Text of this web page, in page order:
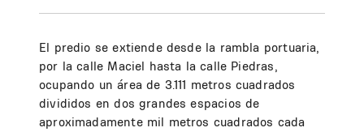
El predio se extiende desde la rambla portuaria,
por la calle Maciel hasta la calle Piedras,
ocupando un área de 3.111 metros cuadrados
divididos en dos grandes espacios de
aproximadamente mil metros cuadrados cada